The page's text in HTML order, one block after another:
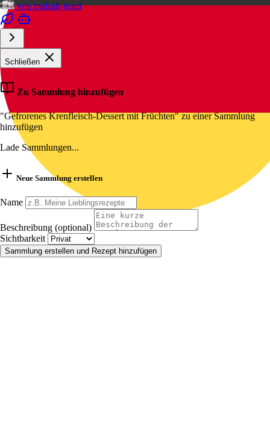
von malsati-team
Schließen
Zu Sammlung hinzufügen
"Gefrorenes Krenfleisch-Dessert mit Früchten" zu einer Sammlung
hinzufügen
Lade Sammlungen...
Neue Sammlung erstellen
Name
Beschreibung (optional)
Sichtbarkeit
Sammlung erstellen und Rezept hinzufügen